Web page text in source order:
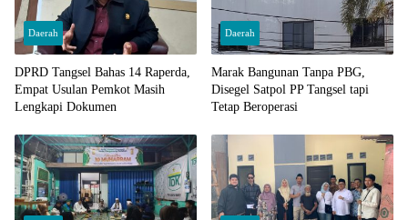
Daerah
DPRD Tangsel Bahas 14 Raperda,
Empat Usulan Pemkot Masih
Lengkapi Dokumen
Daerah
Marak Bangunan Tanpa PBG,
Disegel Satpol PP Tangsel tapi
Tetap Beroperasi